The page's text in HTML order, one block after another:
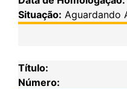
Situação: Aguardando
Título:
Número: